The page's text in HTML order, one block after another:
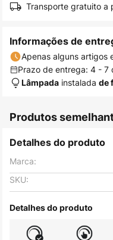
Transporte gratuito a
Informações de
Apenas alguns artigos
Prazo de entrega: 4 - 7
Lâmpada instalada de
Produtos
Detalhes do produto
Marca:
SKU:
Detalhes do produto